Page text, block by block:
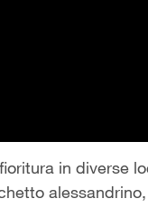
in diverse